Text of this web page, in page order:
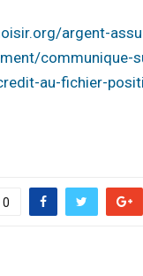
argent-
communique-
au-fichier-
0